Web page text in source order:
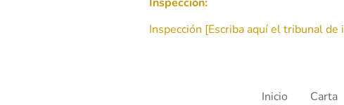
Inspección [Escriba aquí el tribunal
Inicio Carta